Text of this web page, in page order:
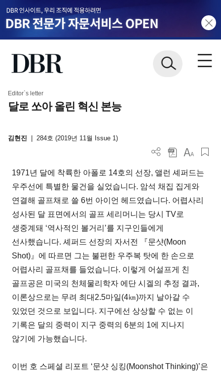
Editor`s letter
달로 쏘아 올린 혁신 본능
김현진 284호 (2019년 11월 Issue 1)
1971년 달에 착륙한 아폴로 14호의 선장, 앨런 셰퍼드는
우주선에 특별한 물건을 실었습니다. 암석 채집 집게와
연결해 골프채로 쓸 6번 아이언 헤드였습니다. 어렵사리
성사된 달 표면에서의 골프 세리머니는 당시 TV로
생중계돼 ‘역사적인 볼거리’를 지구인들에게
선사했습니다. 셰퍼드 선장의 자서전 『문샷(Moon
Shot)』에 따르면 그는 불편한 우주복 탓에 한 손으로
어렵사리 골프채를 들었습니다. 이렇게 어설프게 친
골프공은 미국의 천체물리학자 에단 시겔의 추정 결과,
이론상으로는 무려 최대2.5마일(4㎞)까지 날아갈 수
있었던 것으로 보입니다. 지구에선 상상할 수 없는 이
기록은 달의 중력이 지구 중력의 6분의 1에 지나지
않기에 가능했습니다.
이번 호 스페셜 리포트 ‘문샷 싱킹(Moonshot Thinking)’은